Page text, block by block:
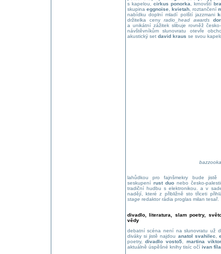
s kapelou, cirkus ponorka , krnovští
skupina eggnoise, kvietah, roztančení
nabídku doplní mladí polští jazzmani
držitelka ceny radio_head awards
a unikátní zážitek slibuje rovněž
návštěvníkům slunovratu otevře
akustický set david kraus se svou
lahůdkou pro fajnšmekry bude jistě
seskupení rust duonebo česko-
tradiční hudbu s elektronikou. a v
nadějí, které z přibližně sto třiceti
stage redaktor rádia proglas milan tesař.
divadlo, literatura, slam poetry,
vědy
debatní scéna není na slunovratu už
diváky si jistě najdou anatol svahilec ,
poetry,divadlo vosto5
martina
aktuálně úspěšné knihy tisíc očí ivan fíla